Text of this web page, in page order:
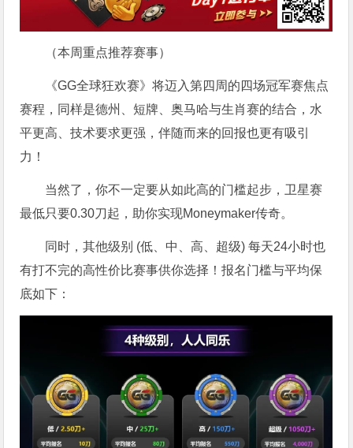
（本周重点推荐赛事）
《GG全球狂欢赛》将迈入第四周的四场冠军赛焦点
赛程，同样是德州、短牌、奥马哈与生肖赛的结合，水
平更高、技术要求更强，伴随而来的回报也更有吸引
力！
当然了，你不一定要从如此高的门槛起步，卫星赛
最低只要0.30刀起，助你实现Moneymaker传奇。
同时，其他级别 (低、中、高、超级) 每天24小时也
有打不完的高性价比赛事供你选择！报名门槛与平均保
底如下：